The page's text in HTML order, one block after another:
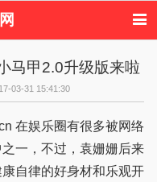
综艺节目
偶像活动
马甲2.0升级版来啦
03-31 15:41:30
络
一，不过，袁姗姗后来
自律的好身材和乐观开